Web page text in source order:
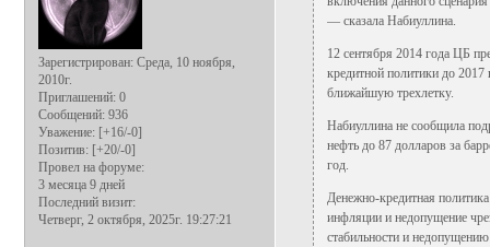
Зарегистрирован: Среда, 10 ноября,
2010г.
Приглашений: 0
Сообщений: 936
Уважение: [+16/-0]
Позитив: [+20/-0]
Провел на форуме:
3 месяца 9 дней
Последний визит:
Четверг, 2 октября, 2025г. 19:27:21
— сказала Набиуллина.
12 сентября 2014 года ЦБ
кредитной политики до 2017
ближайшую трехлетку.
Набиуллина не сообщила
нефть до 87 долларов за
год.
Денежно-кредитная
инфляции и недопущение
стабильности и